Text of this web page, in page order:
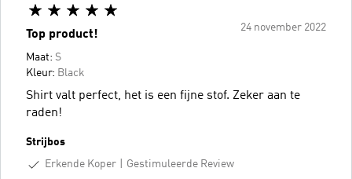
24 november 2022
Top product!
Maat: S
Kleur: Black
Shirt valt perfect, het is een fijne stof. Zeker aan te
raden!
Strijbos
Erkende Koper
Gestimuleerde Review